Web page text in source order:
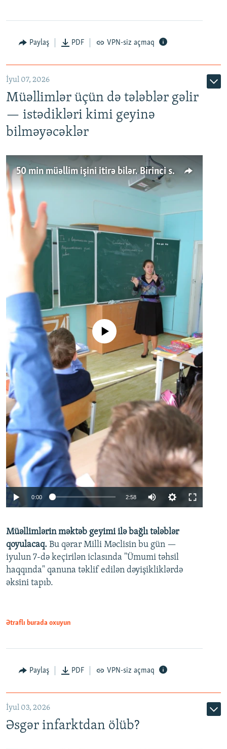
Paylaş PDF VPN-siz açmaq
İyul 07, 2026
Müəllimlər üçün də tələblər gəlir
— istədikləri kimi geyinə
bilməyəcəklər
50 min müəllim işini itirə bilər. Birinci sinfə gedənlər azalır
Auto 240p 360p 480p
720p 1080p
No media source currently available
0:00 2:58
360p
480p
720p
Müəllimlərin məktəb geyimi ilə bağlı tələblər
qoyulacaq. Bu qərar Milli Məclisin bu gün —
iyulun 7-də keçirilən iclasında "Ümumi təhsil
haqqında" qanuna təklif edilən dəyişikliklərdə
əksini tapıb.
Ətraflı burada oxuyun
Paylaş PDF VPN-siz açmaq
İyul 03, 2026
Əsgər infarktdan ölüb?